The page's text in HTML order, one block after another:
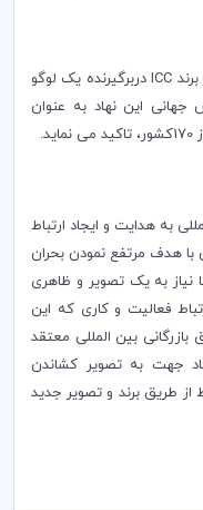
ICCدربرگیرنده یک لوگو
این نهاد به عنوان
به هدایت و ایجاد ارتباط
هدف مرتفع نمودن بحران
نیاز‌ به یک تصویر و ظاهری
فعالیت و کاری که این
بازرگانی بین المللی معتقد
جهت به تصویر کشاندن
از طریق برند و تصویر جدید